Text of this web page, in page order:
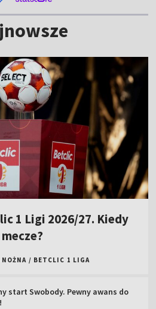
1 Ligi 2026/27. Kiedy
mecze?
/ BETCLIC 1 LIGA
start Swobody. Pewny awans do